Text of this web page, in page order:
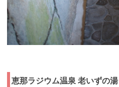
恵那ラジウム温泉 老いずの湯